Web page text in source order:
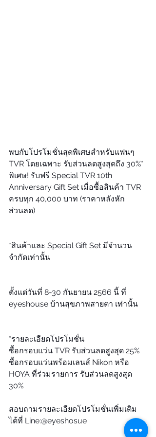
พบกับโปรโมชั่นสุดพิเศษสำหรับแฟนๆ
TVR โดยเฉพาะ รับส่วนลดสูงสุดถึง 30%*
พิเศษ! รับฟรี Special TVR 10th
Anniversary Gift Set เมื่อซื้อสินค้า TVR
ครบทุก 40,000 บาท (ราคาหลังหัก
ส่วนลด)
*สินค้าและ Special Gift Set มีจำนวน
จำกัดเท่านั้น
ตั้งแต่วันที่ 8-30 กันยายน 2566 นี้ ที่
eyeshouse บ้านสุขภาพสายตา เท่านั้น
*รายละเอียดโปรโมชั่น
ซื้อกรอบแว่น TVR รับส่วนลดสูงสุด 25%
ซื้อกรอบแว่นพร้อมเลนส์ Nikon หรือ
HOYA ที่ร่วมรายการ รับส่วนลดสูงสุด
30%
สอบถามรายละเอียดโปรโมชั่นเพิ่มเติม
ได้ที่ Line:@eyeshosue